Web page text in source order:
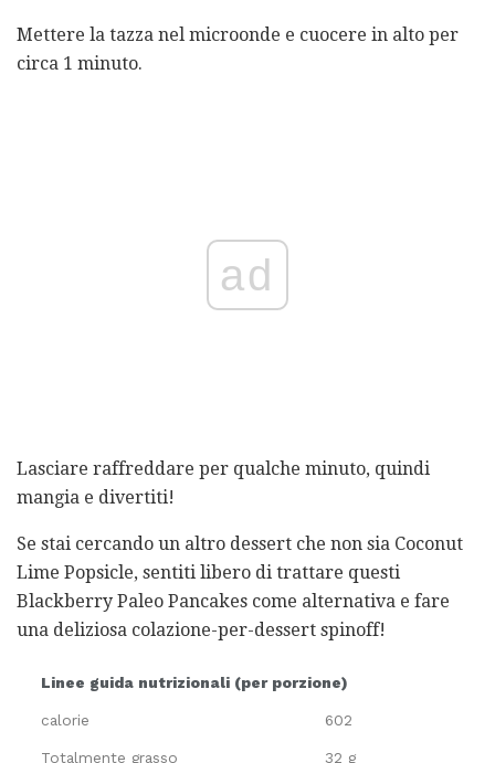
Mettere la tazza nel microonde e cuocere in alto per
circa 1 minuto.
ad
Lasciare raffreddare per qualche minuto, quindi
mangia e divertiti!
Se stai cercando un altro dessert che non sia Coconut
Lime Popsicle, sentiti libero di trattare questi
Blackberry Paleo Pancakes come alternativa e fare
una deliziosa colazione-per-dessert spinoff!
Linee guida nutrizionali (per porzione)
calorie 602
Totalmente grasso 32 g